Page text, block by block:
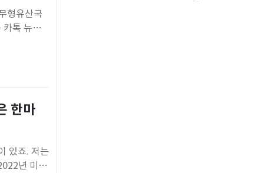
형유산국
톡 뉴스1
한마
있죠. 저는
년 미국